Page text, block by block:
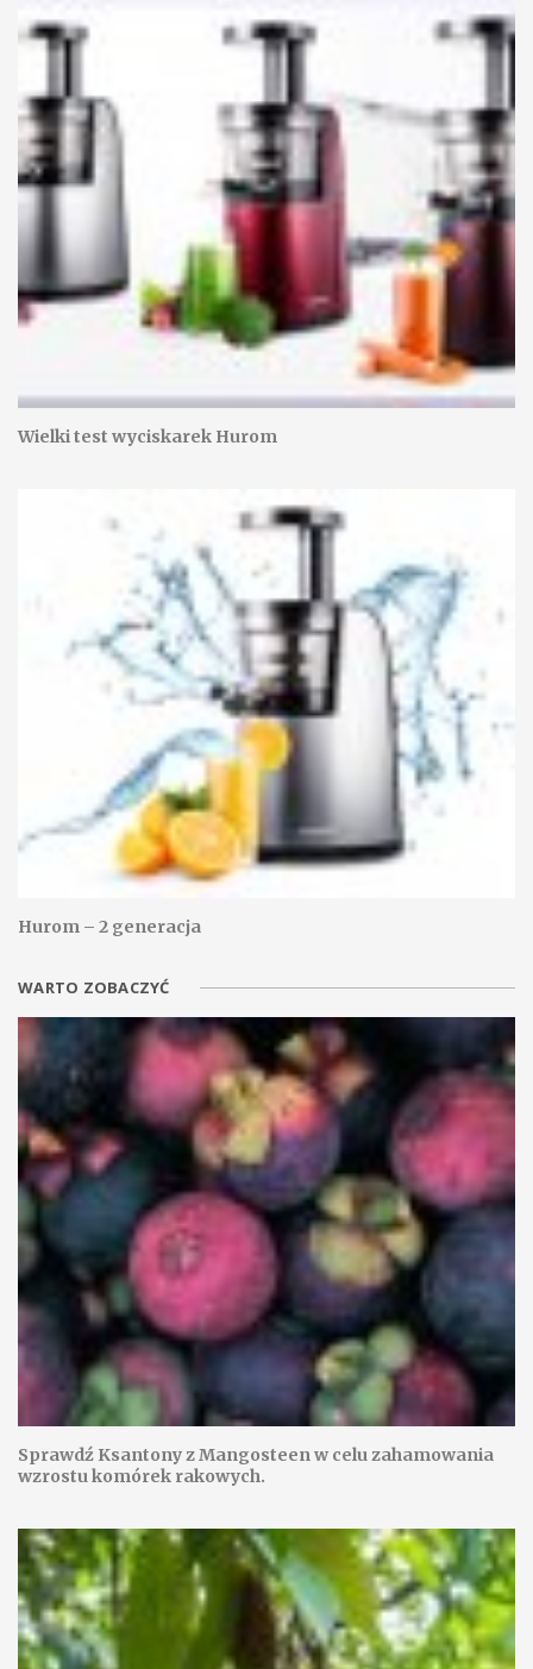
Wielki test wyciskarek Hurom
Hurom – 2 generacja
WARTO ZOBACZYĆ
Sprawdź Ksantony z Mangosteen w celu zahamowania
wzrostu komórek rakowych.